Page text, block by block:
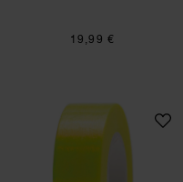
19,99 €
Paper